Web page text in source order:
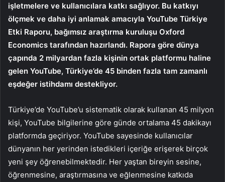
işletmelere ve kullanıcılara katkı sağlıyor. Bu katkıyı
ölçmek ve daha iyi anlamak amacıyla YouTube Türkiye
Etki Raporu, bağımsız araştırma kuruluşu Oxford
Economics tarafından hazırlandı. Rapora göre dünya
çapında 2 milyardan fazla kişinin ortak platformu haline
gelen YouTube, Türkiye’de 45 binden fazla tam zamanlı
eşdeğer istihdamı destekliyor.
Türkiye’de YouTube’u sistematik olarak kullanan 45 milyon
kişi, YouTube bilgilerine göre günde ortalama 45 dakikayı
platformda geçiriyor. YouTube sayesinde kullanıcılar
dünyanın her yerinden istedikleri içeriğe erişerek birçok
yeni şey öğrenebilmektedir. Her yaştan bireyin sesine,
öğrenmesine, araştırmasına ve eğlenmesine katkıda